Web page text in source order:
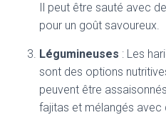
Il peut être sauté avec
pour un goût savoureux.
Légumineuses : Les
sont des options
peuvent être
fajitas et mélangés avec